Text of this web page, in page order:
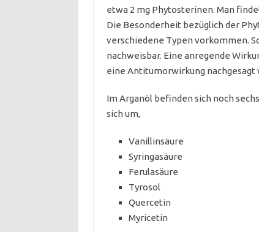
etwa 2 mg Phytosterinen. Man
Die Besonderheit bezüglich der
verschiedene Typen vorkommen.
nachweisbar. Eine anregende
eine Antitumorwirkung nachgesagt
Im Arganöl befinden sich noch
sich um,
Vanillinsäure
Syringasäure
Ferulasäure
Tyrosol
Quercetin
Myricetin